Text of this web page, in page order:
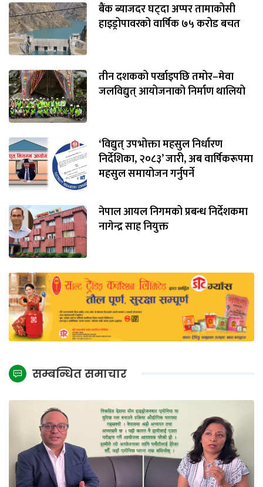
बैंक ब्याजदर घट्दा अप्पर तामाकोसी
हाइड्रोपावरको वार्षिक ७५ करोड बचत
तीन दशकको पर्खाइपछि तमोर–मेवा
जलविद्युत् आयोजनाको निर्माण थालियो
‘विद्युत् उपभोक्ता महसुल निर्धारण
निर्देशिका, २०८३’ जारी, अब वार्षिकरूपमा
महसुल समायोजन गर्नुपर्ने
नेपाल आयल निगमको प्रबन्ध निर्देशकमा
नागेन्द्र साह नियुक्त
सम्बन्धित समाचार